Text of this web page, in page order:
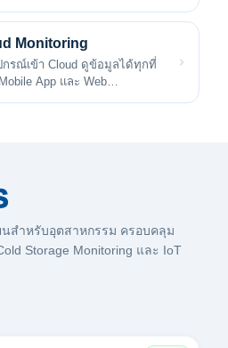
Monitoring
รณ์เข้า Cloud ดูข้อมูลได้ทุกที่
App และ Web
สำหรับอุตสาหกรรม ครอบคลุม
Storage Monitoring และ IoT